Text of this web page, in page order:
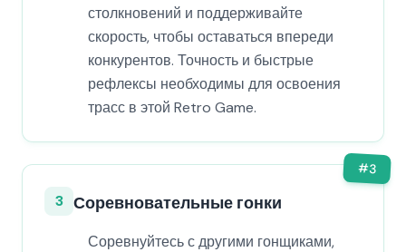
столкновений и поддерживайте
скорость, чтобы оставаться впереди
конкурентов. Точность и быстрые
рефлексы необходимы для освоения
трасс в этой Retro Game.
#3
3 Соревновательные гонки
Соревнуйтесь с другими гонщиками,